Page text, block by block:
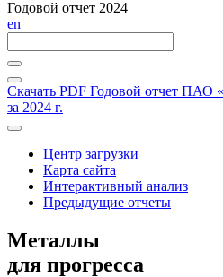
Годовой отчет 2024
en
Скачать PDF Годовой отчет ПАО
за 2024 г.
Центр загрузки
Карта сайта
Интерактивный анализ
Предыдущие отчеты
Металлы
для прогресса